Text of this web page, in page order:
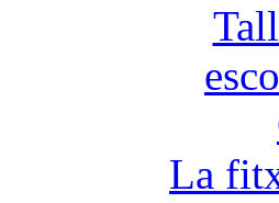
La